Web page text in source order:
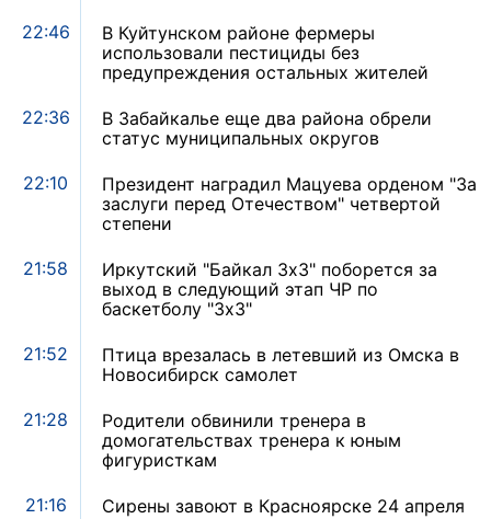
22:46
В Куйтунском районе фермеры
использовали пестициды без
предупреждения остальных жителей
22:36
В Забайкалье еще два района обрели
статус муниципальных округов
22:10
Президент наградил Мацуева орденом "За
заслуги перед Отечеством" четвертой
степени
21:58
Иркутский "Байкал 3х3" поборется за
выход в следующий этап ЧР по
баскетболу "3х3"
21:52
Птица врезалась в летевший из Омска в
Новосибирск самолет
21:28
Родители обвинили тренера в
домогательствах тренера к юным
фигуристкам
21:16 Сирены завоют в Красноярске 24 апреля